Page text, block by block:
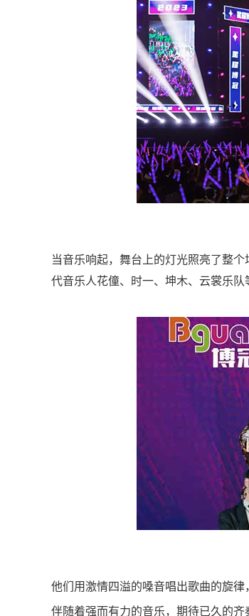
当音乐响起，舞台上的灯光照亮了整
代音乐人花僮、时一、坤木、云裳乐队
他们用激情四溢的嗓音唱出歌曲的旋律
伴随着强而有力的音乐，期待已久的